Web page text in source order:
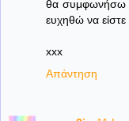
θα συμφωνήσω
ευχηθώ να
xxx
Απάντηση